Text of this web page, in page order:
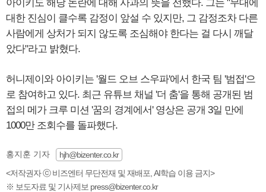
아이키도 해당 논란에 대해 사과의 뜻을 전했다. 그는 "무대에
대한 진심이 클수록 감정이 앞설 수 있지만, 그 감정조차 다른
사람에게 상처가 되지 않도록 조심해야 한다는 걸 다시 깨달
았다"라고 밝혔다.
허니제이와 아이키는 '월드 오브 스우파'에서 한국 팀 '범접'으
로 참여하고 있다. 최근 유튜브 채널 '더 춤'을 통해 공개된 범
접의 메가 크루 미션 '꿈의 경계에서' 영상은 공개 3일 만에
1000만 조회수를 돌파했다.
홍지훈 기자
hjh@bizenter.co.kr
<저작권자 ⓒ 비즈엔터 무단전재 및 재배포, AI학습 이용 금지>
※ 보도자료 및 기사제보 press@bizenter.co.kr